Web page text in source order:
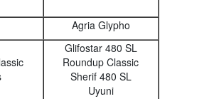
Agria Glypho
Glifostar 480 SL
Roundup Classic
Sherif 480 SL
Uyuni